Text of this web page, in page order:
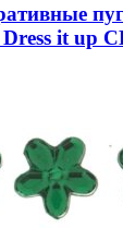
Dress it up